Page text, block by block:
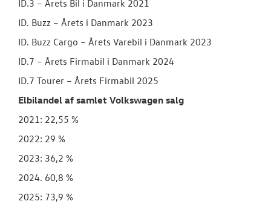
ID.3 – Årets Bil i Danmark 2021
ID. Buzz – Årets i Danmark 2023
ID. Buzz Cargo – Årets Varebil i Danmark 2023
ID.7 – Årets Firmabil i Danmark 2024
ID.7 Tourer – Årets Firmabil 2025
Elbilandel af samlet Volkswagen salg
2021: 22,55 %
2022: 29 %
2023: 36,2 %
2024. 60,8 %
2025: 73,9 %